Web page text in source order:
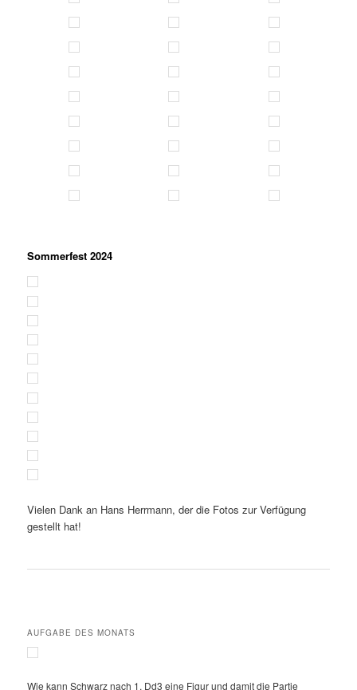
Sommerfest 2024
Vielen Dank an Hans Herrmann, der die Fotos zur Verfügung
gestellt hat!
AUFGABE DES MONATS
Wie kann Schwarz nach 1, Dd3 eine Figur und damit die Partie